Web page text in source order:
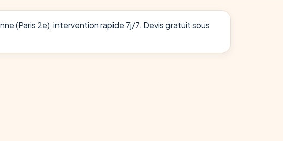
(Paris 2e), intervention rapide 7j/7. Devis gratuit sous